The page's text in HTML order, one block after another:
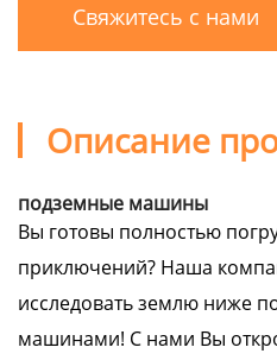
Свяжитесь с нами
Описание
подземные машины
Вы готовы полностью
приключений? Наша
исследовать землю ниже
машинами! С нами Вы